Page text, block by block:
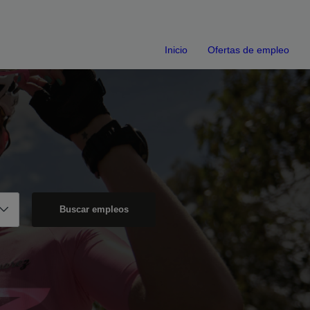
Inicio Ofertas de empleo